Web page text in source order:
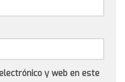
y web en este